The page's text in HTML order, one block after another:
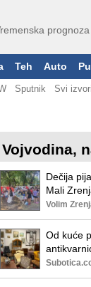
prognoza
Teh Auto
Sputnik Svi izvori
Vojvodina,
Dečija
Mali
očuvanju
Volim
Od kuće